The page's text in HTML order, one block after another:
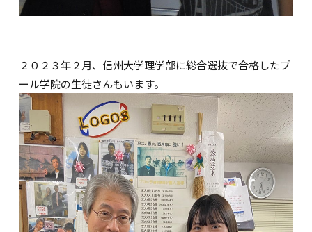
２０２３年２月、信州大学理学部に総合選抜で合格したプ
ール学院の生徒さんもいます。